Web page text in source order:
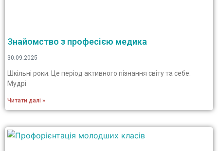
Знайомство з професією медика
30.09.2025
Шкільні роки. Це період активного пізнання світу та себе.
Мудрі
Читати далі »